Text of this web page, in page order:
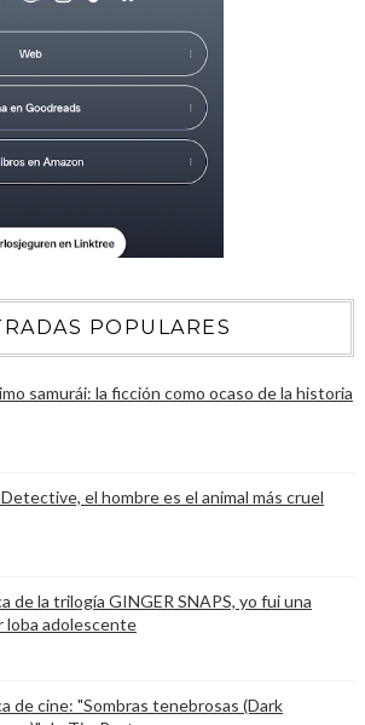
POPULARES
samurái: la ficción como ocaso de la historia
el hombre es el animal más cruel
de la trilogía GINGER SNAPS, yo fui una
loba adolescente
de cine: "Sombras tenebrosas (Dark